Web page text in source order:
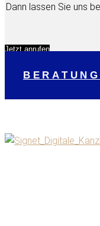
Dann lassen Sie uns
Jetzt anrufen